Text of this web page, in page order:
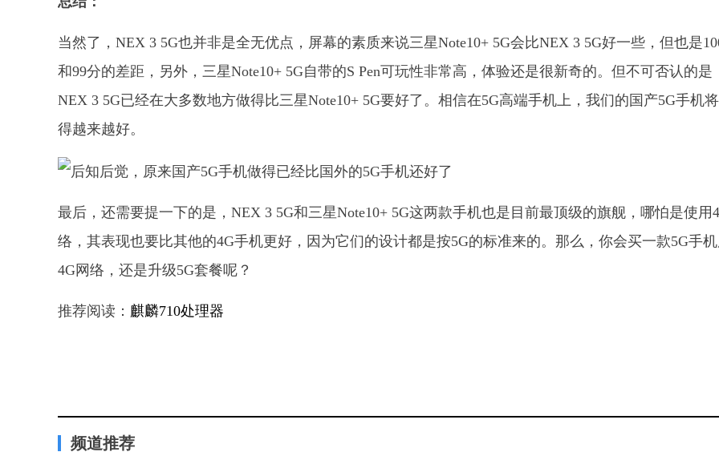
当然了，NEX 3 5G也并非是全无优点，屏幕的素质来说三星Note10+ 5G会比NEX 3 5G好一些，但也是
和99分的差距，另外，三星Note10+ 5G自带的S Pen可玩性非常高，体验还是很新奇的。但不可否认的是
NEX 3 5G已经在大多数地方做得比三星Note10+ 5G要好了。相信在5G高端手机上，我们的国产5G手机
得越来越好。
最后，还需要提一下的是，NEX 3 5G和三星Note10+ 5G这两款手机也是目前最顶级的旗舰，哪怕是使用
络，其表现也要比其他的4G手机更好，因为它们的设计都是按5G的标准来的。那么，你会买一款5G手
4G网络，还是升级5G套餐呢？
推荐阅读： 麒麟710处理器
频道推荐